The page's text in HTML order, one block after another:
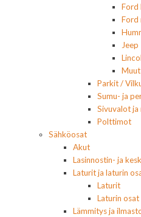
Ford
Ford
Jeep
Muut
Parkit /
Sumu- ja
Sivuvalot
Polttimot
Sähköosat
Akut
Lasinnostin- ja
Laturit ja laturin
Laturit
Laturin osat
Lämmitys ja